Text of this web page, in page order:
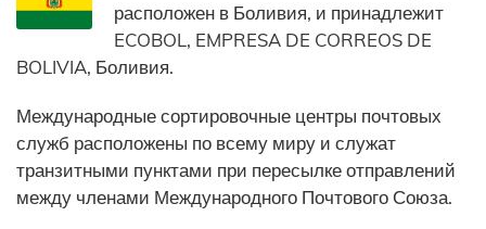
расположен в Боливия, и принадлежит
ECOBOL, EMPRESA DE CORREOS DE
BOLIVIA, Боливия.
Международные сортировочные центры почтовых
служб расположены по всему миру и служат
транзитными пунктами при пересылке отправлений
между членами Международного Почтового Союза.